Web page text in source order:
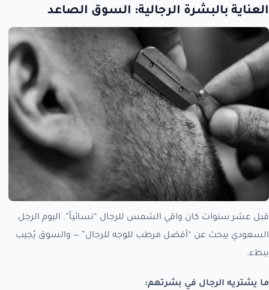
العناية بالبشرة الرجالية: السوق الصاعد
قبل عشر سنوات كان واقي الشمس للرجال “نسائياً”. اليوم الرجل
السعودي يبحث عن “أفضل مرطب للوجه للرجال” — والسوق يُجيب
ببطء.
ما يشتريه الرجال في بشرتهم: